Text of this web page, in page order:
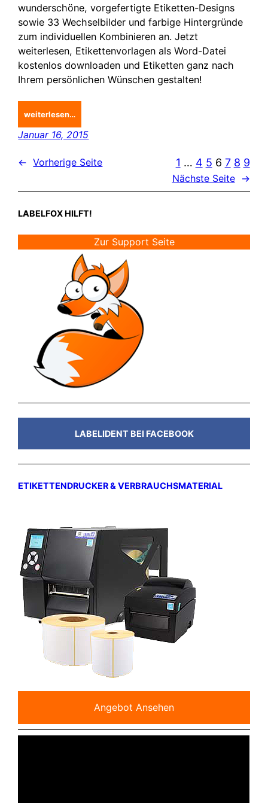
LABELFOX HILFT!
Zur Support Seite
LABELIDENT BEI FACEBOOK
ETIKETTENDRUCKER & VERBRAUCHSMATERIAL
Angebot Ansehen
wunderschöne, vorgefertigte Etiketten-Designs
sowie 33 Wechselbilder und farbige Hintergründe
zum individuellen Kombinieren an. Jetzt
weiterlesen, Etikettenvorlagen als Word-Datei
kostenlos downloaden und Etiketten ganz nach
Ihrem persönlichen Wünschen gestalten!
weiterlesen…
Januar 16, 2015
← Vorherige Seite 1 … 4 5 6 7 8 9
Nächste Seite →